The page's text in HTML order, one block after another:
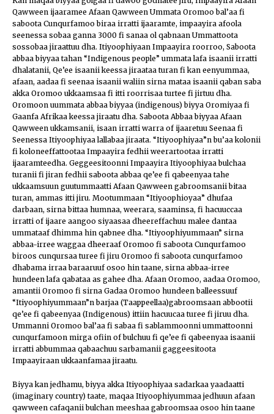
Qawween ijaaramee Afaan Qawween Ummata Oromoo bal’aa fi
saboota Cunqurfamoo biraa irratti ijaaramte, impaayira afoola
seenessa sobaa ganna 3000 fi sanaa ol qabnaan Ummattoota
sossobaa jiraattuu dha. Itiyoophiyaan Impaayira roorroo, Saboota
abbaa biyyaa tahan “Indigenous people” ummata lafa isaanii irratti
dhalatanii, Qe’ee isaanii keessa jiraataa turan fi kan eenyummaa,
afaan, aadaa fi seenaa isaanii waliin sirna mataa isaanii qaban saba
akka Oromoo ukkaamsaa fi itti roorrisaa turtee fi jirtuu dha.
Oromoon uummata abbaa biyyaa (indigenous) biyya Oromiyaa fi
Gaanfa Afrikaa keessa jiraatu dha. Saboota Abbaa biyyaa Afaan
Qawween ukkamsanii, isaan irratti warra of ijaaretuu Seenaa fi
Seenessa Itiyoophiyaa lallabaa jiraata. “Itiyoophiyaa”n bu’aa kolonii
fi koloneeffattootaa Impaayira fedhii weerartootaa irratti
ijaaramteedha. Geggeesitoonni Impaayira Itiyoophiyaa bulchaa
turanii fi jiran fedhii saboota abbaa qe’ee fi qabeenyaa tahe
ukkaamsuun guutummaatti Afaan Qawween gabroomsanii bitaa
turan, ammas itti jiru. Mootummaan “Itiyoophioyaa” dhufaa
darbaan, sirna bittaa humnaa, weerara, saaminsa, fi hacuuccaa
irratti of ijaare aangoo siyaasaa dheereffachuu malee dantaa
ummataaf dhimma hin qabnee dha. “Itiyoophiyummaan” sirna
abbaa-irree waggaa dheeraaf Oromoo fi saboota Cunqurfamoo
biroos cunqursaa turee fi jiru Oromoo fi saboota cunqurfamoo
dhabama irraa baraaruuf osoo hin taane, sirna abbaa-irree
hundeen lafa qabataa as gahee dha. Afaan Oromoo, aadaa Oromoo,
amantii Oromoo fi sirna Gadaa Oromoo hundeen balleessuuf
“Itiyoophiyummaan”n barjaa (Taappeellaa)gabroomsaan abbootii
qe’ee fi qabeenyaa (Indigenous) ittiin hacuucaa turee fi jiruu dha.
Ummanni Oromoo bal’aa fi sabaa fi sablammoonni ummattoonni
cunqurfamoon mirga ofiin of bulchuu fi qe’ee fi qabeenyaa isaanii
irratti abbummaa qabaachuu sarbamanii gaggeesitoota
Impaayiraan ukkaanfamaa jiraatu.
Biyya kan jedhamu, biyya akka Itiyoophiyaa sadarkaa yaadaatti
(imaginary country) taate, maqaa Itiyoophiyummaa jedhuun afaan
qawween cafaqanii bulchan meeshaa gabroomsaa osoo hin taane